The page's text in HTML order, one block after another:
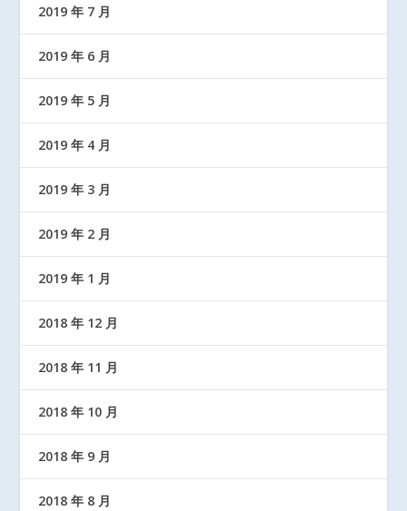
2019 年 7 月
2019 年 6 月
2019 年 5 月
2019 年 4 月
2019 年 3 月
2019 年 2 月
2019 年 1 月
2018 年 12 月
2018 年 11 月
2018 年 10 月
2018 年 9 月
2018 年 8 月